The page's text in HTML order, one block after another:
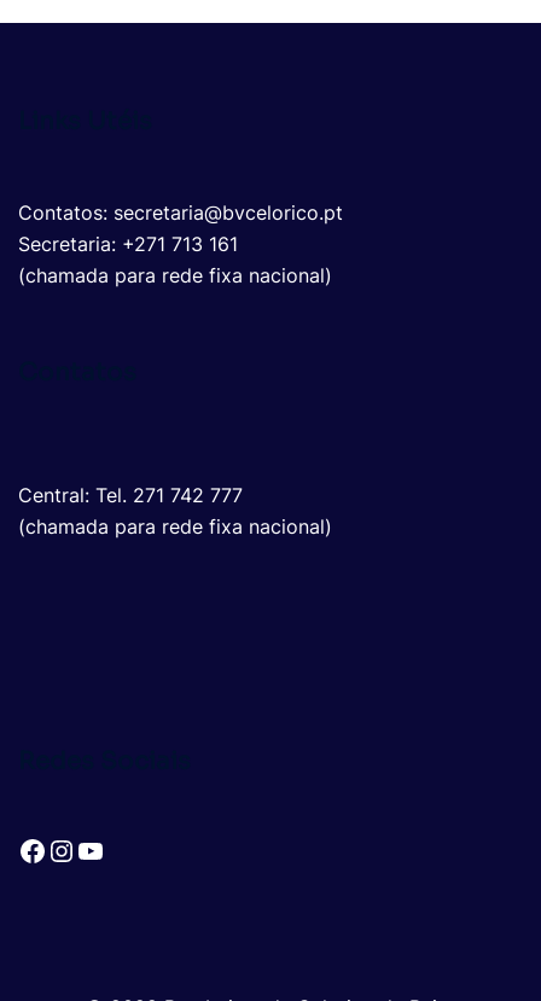
Contatos: secretaria@bvcelorico.pt
Secretaria: +271 713 161
(chamada para rede fixa nacional)
Central: Tel. 271 742 777
(chamada para rede fixa nacional)
Facebook
Instagram
YouTube